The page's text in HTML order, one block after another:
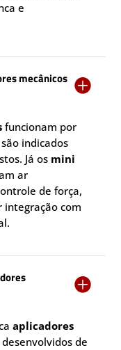
e
mecânicos 
funcionam por
indicados
Já os mini
ar
de força,
integração com

aplicadores
desenvolvidos de